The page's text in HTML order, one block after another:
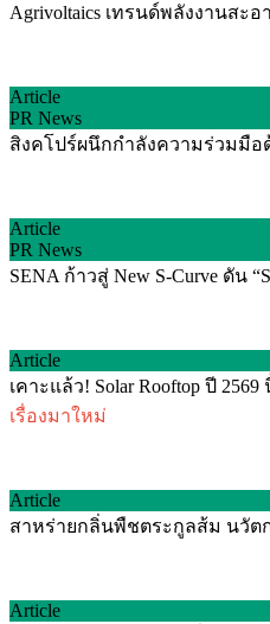
Agrivoltaics เทรนด์พลังงานสะ
Article
PR News
สิงคโปร์ผนึกกำลังความร่วมมื
Article
PR News
SENA ก้าวสู่ New S-Curve ดัน
Article
เคาะแล้ว! Solar Rooftop ปี
เรื่องมาใหม่
Article
สาหร่ายกลิ่นพืชตระกูลส้ม นวัต
Article